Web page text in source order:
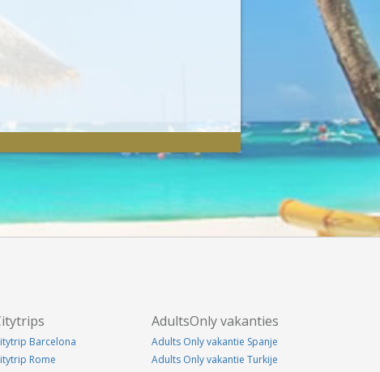
Barcelona
Rome
AdultsOnly vakanties
Adults Only vakantie Spanje
Adults Only vakantie Turkije